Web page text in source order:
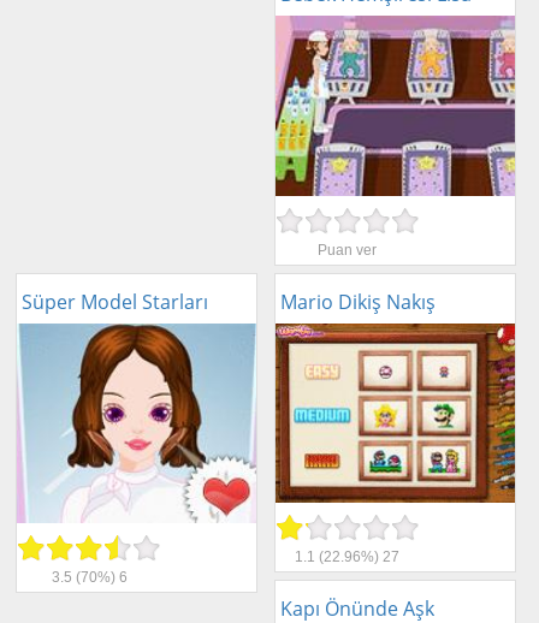
Puan ver
Süper Model Starları
3.5 (70%) 6
Mario Dikiş Nakış
1.1 (22.96%)27
Kapı Önünde Aşk